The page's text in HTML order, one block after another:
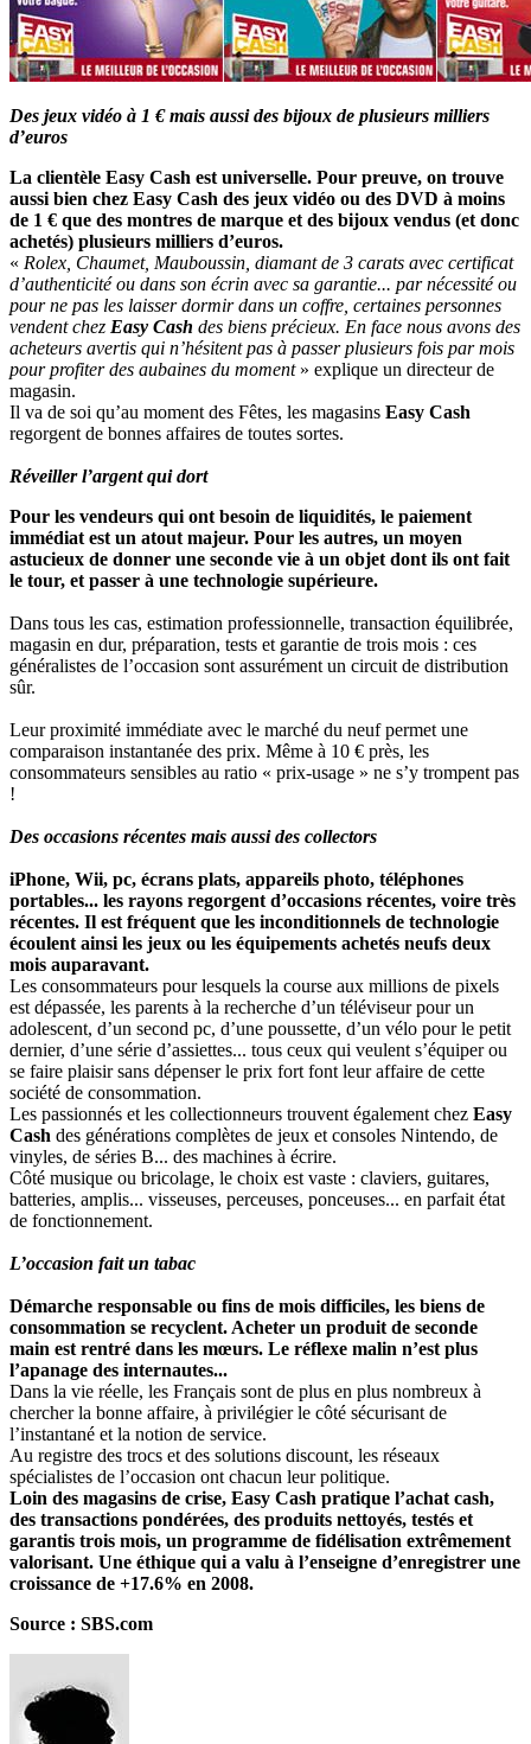
Des jeux vidéo à 1 € mais aussi des bijoux de plusieurs milliers
d’euros
La clientèle Easy Cash est universelle. Pour preuve, on trouve
aussi bien chez Easy Cash des jeux vidéo ou des DVD à moins
de 1 € que des montres de marque et des bijoux vendus (et donc
achetés) plusieurs milliers d’euros.
« Rolex, Chaumet, Mauboussin, diamant de 3 carats avec certificat
d’authenticité ou dans son écrin avec sa garantie... par nécessité ou
pour ne pas les laisser dormir dans un coffre, certaines personnes
vendent chez Easy Cash des biens précieux. En face nous avons des
acheteurs avertis qui n’hésitent pas à passer plusieurs fois par mois
pour profiter des aubaines du moment» explique un directeur de
magasin.
Il va de soi qu’au moment des Fêtes, les magasins Easy Cash
regorgent de bonnes affaires de toutes sortes.
Réveiller l’argent qui dort
Pour les vendeurs qui ont besoin de liquidités, le paiement
immédiat est un atout majeur. Pour les autres, un moyen
astucieux de donner une seconde vie à un objet dont ils ont fait
le tour, et passer à une technologie supérieure.
Dans tous les cas, estimation professionnelle, transaction équilibrée,
magasin en dur, préparation, tests et garantie de trois mois : ces
généralistes de l’occasion sont assurément un circuit de distribution
sûr.
Leur proximité immédiate avec le marché du neuf permet une
comparaison instantanée des prix. Même à 10 € près, les
consommateurs sensibles au ratio « prix-usage » ne s’y trompent pas
!
Des occasions récentes mais aussi des collectors
iPhone, Wii, pc, écrans plats, appareils photo, téléphones
portables... les rayons regorgent d’occasions récentes, voire très
récentes. Il est fréquent que les inconditionnels de technologie
écoulent ainsi les jeux ou les équipements achetés neufs deux
mois auparavant.
Les consommateurs pour lesquels la course aux millions de pixels
est dépassée, les parents à la recherche d’un téléviseur pour un
adolescent, d’un second pc, d’une poussette, d’un vélo pour le petit
dernier, d’une série d’assiettes... tous ceux qui veulent s’équiper ou
se faire plaisir sans dépenser le prix fort font leur affaire de cette
société de consommation.
Les passionnés et les collectionneurs trouvent également chez Easy
Cash des générations complètes de jeux et consoles Nintendo, de
vinyles, de séries B... des machines à écrire.
Côté musique ou bricolage, le choix est vaste : claviers, guitares,
batteries, amplis... visseuses, perceuses, ponceuses... en parfait état
de fonctionnement.
L’occasion fait un tabac
Démarche responsable ou fins de mois difficiles, les biens de
consommation se recyclent. Acheter un produit de seconde
main est rentré dans les mœurs. Le réflexe malin n’est plus
l’apanage des internautes...
Dans la vie réelle, les Français sont de plus en plus nombreux à
chercher la bonne affaire, à privilégier le côté sécurisant de
l’instantané et la notion de service.
Au registre des trocs et des solutions discount, les réseaux
spécialistes de l’occasion ont chacun leur politique.
Loin des magasins de crise, Easy Cash pratique l’achat cash,
des transactions pondérées, des produits nettoyés, testés et
garantis trois mois, un programme de fidélisation extrêmement
valorisant. Une éthique qui a valu à l’enseigne d’enregistrer une
croissance de +17.6% en 2008.
Source : SBS.com